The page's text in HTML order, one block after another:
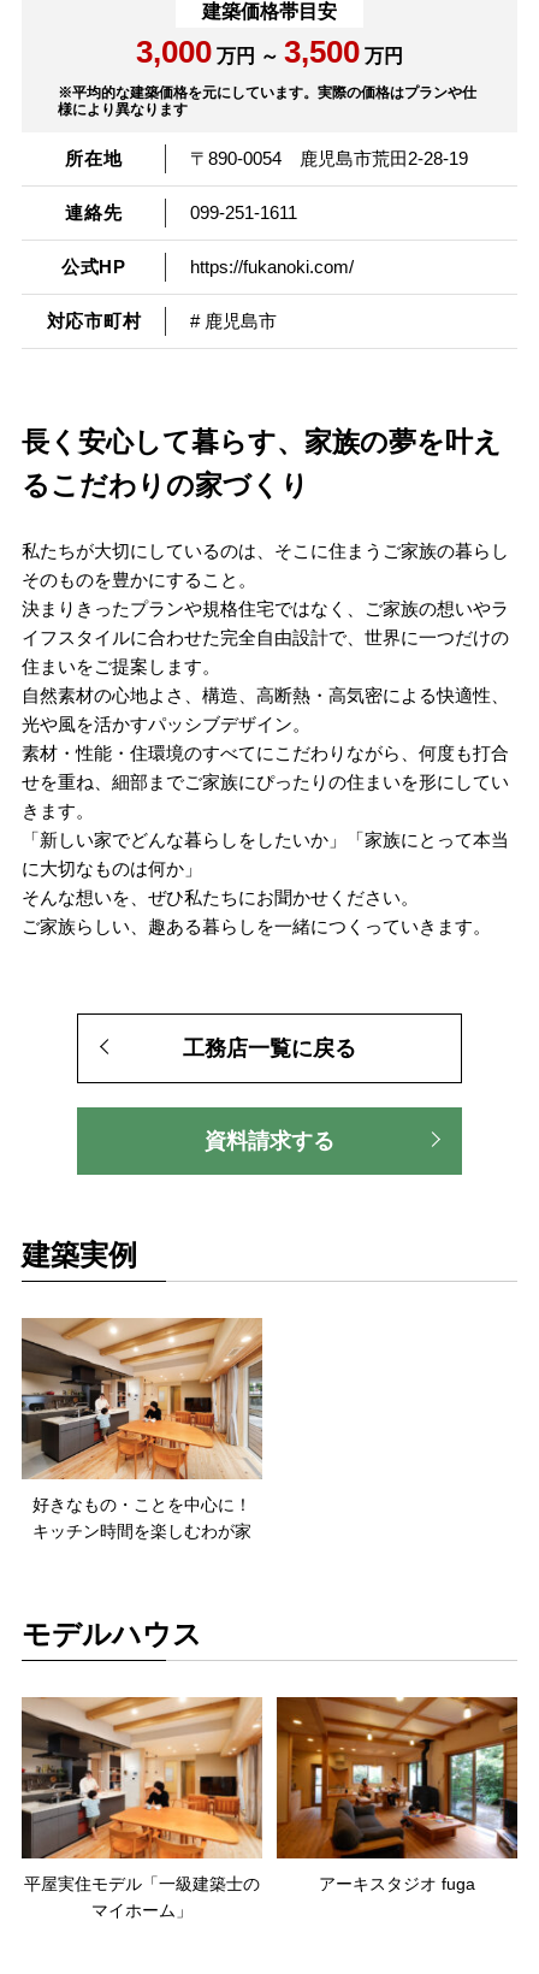
建築価格帯目安
3,000 万円 ～ 3,500 万円
※平均的な建築価格を元にしています。実際の価格はプランや仕
様により異なります
所在地 〒890-0054 鹿児島市荒田2-28-19
連絡先 099-251-1611
公式HP https://fukanoki.com/
対応市町村 # 鹿児島市
長く安心して暮らす、家族の夢を叶え
るこだわりの家づくり
私たちが大切にしているのは、そこに住まうご家族の暮らし
そのものを豊かにすること。
決まりきったプランや規格住宅ではなく、ご家族の想いやラ
イフスタイルに合わせた完全自由設計で、世界に一つだけの
住まいをご提案します。
自然素材の心地よさ、構造、高断熱・高気密による快適性、
光や風を活かすパッシブデザイン。
素材・性能・住環境のすべてにこだわりながら、何度も打合
せを重ね、細部までご家族にぴったりの住まいを形にしてい
きます。
「新しい家でどんな暮らしをしたいか」「家族にとって本当
に大切なものは何か」
そんな想いを、ぜひ私たちにお聞かせください。
ご家族らしい、趣ある暮らしを一緒につくっていきます。
工務店一覧に戻る
資料請求する
建築実例
好きなもの・ことを中心に！
キッチン時間を楽しむわが家
モデルハウス
平屋実住モデル「一級建築士の
マイホーム」
アーキスタジオ fuga